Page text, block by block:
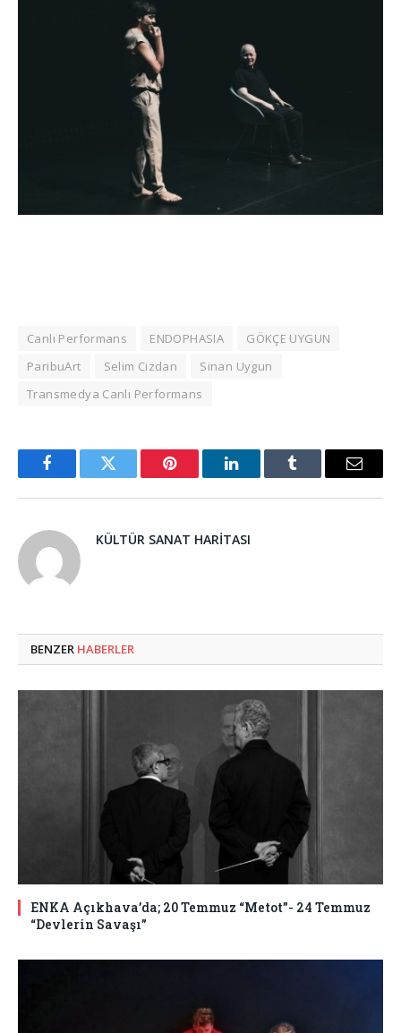
Canlı Performans ENDOPHASIA
GÖKÇE UYGUN
ParibuArt
Selim Cizdan
Sinan Uygun
Transmedya Canlı Performans
FacebookTwitter Pinterest LinkedInTumblr Email
KÜLTÜR SANAT HARITASI
BENZER HABERLER
ENKA Açıkhava’da; 20 Temmuz “Metot”- 24 Temmuz
“Devlerin Savaşı”